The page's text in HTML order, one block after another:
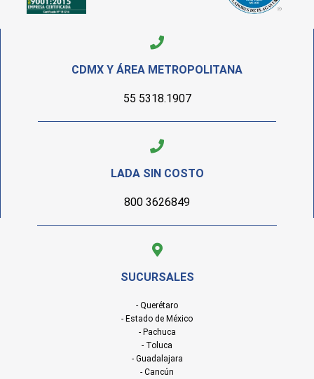
CDMX Y ÁREA METROPOLITANA
55 5318.1907
LADA SIN COSTO
800 3626849
SUCURSALES
- Querétaro
- Estado de México
- Pachuca
- Toluca
- Guadalajara
- Cancún